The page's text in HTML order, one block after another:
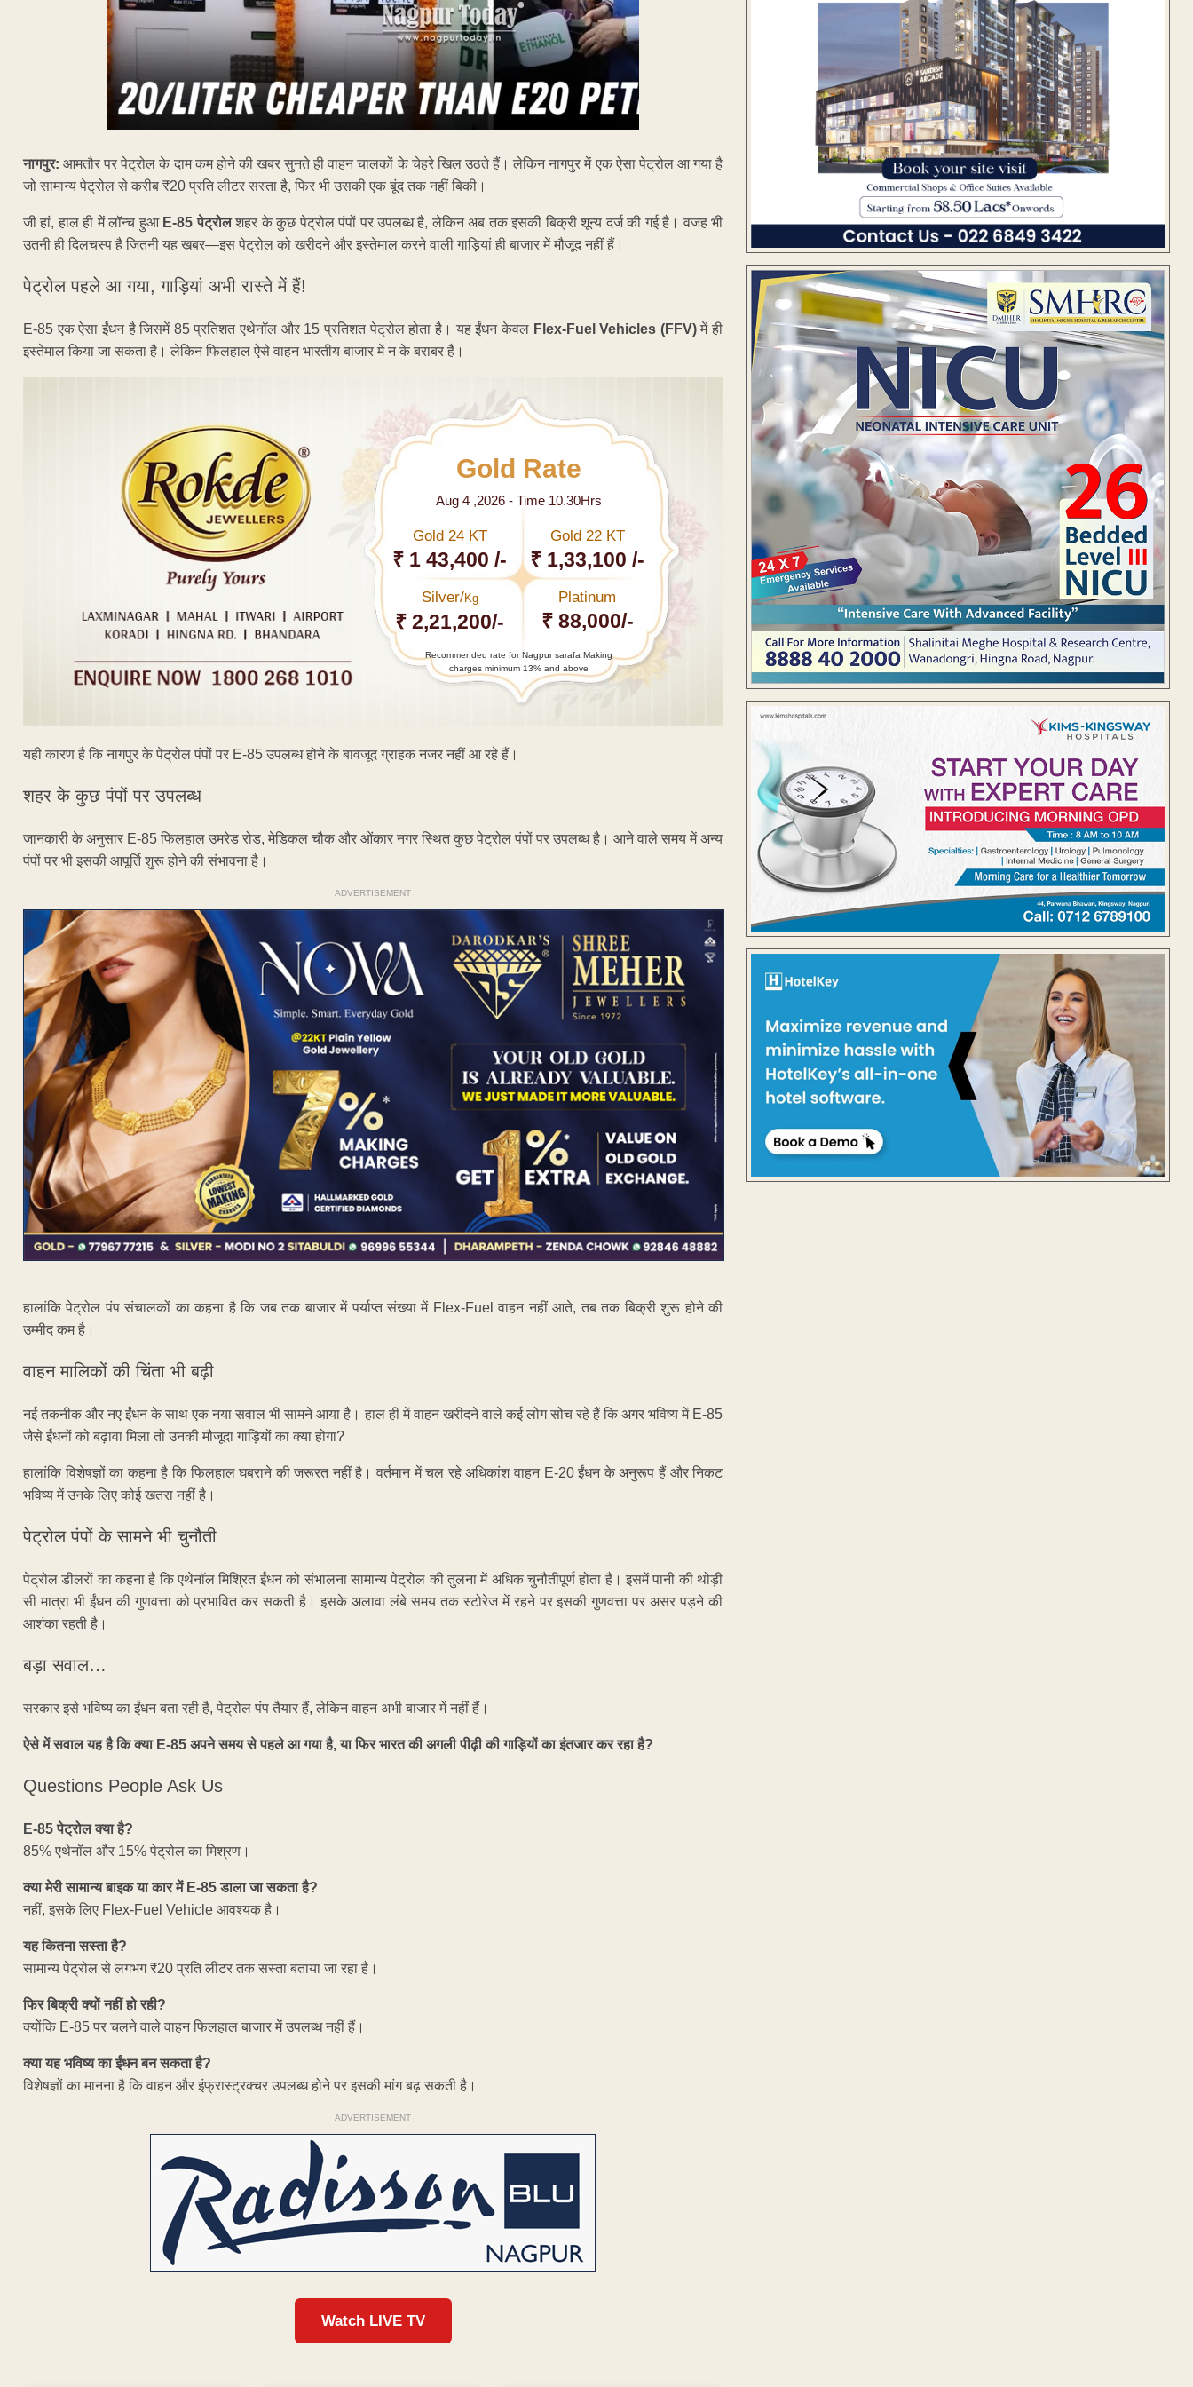
नागपुर: आमतौर पर पेट्रोल के दाम कम होने की खबर सुनते ही वाहन चालकों के चेहरे खिल उठते हैं। लेकिन नागपुर में एक ऐसा पेट्रोल आ गया है
जो सामान्य पेट्रोल से करीब ₹20 प्रति लीटर सस्ता है, फिर भी उसकी एक बूंद तक नहीं बिकी।
जी हां, हाल ही में लॉन्च हुआ E-85 पेट्रोलशहर के कुछ पेट्रोल पंपों पर उपलब्ध है, लेकिन अब तक इसकी बिक्री शून्य दर्ज की गई है। वजह भी
उतनी ही दिलचस्प है जितनी यह खबर—इस पेट्रोल को खरीदने और इस्तेमाल करने वाली गाड़ियां ही बाजार में मौजूद नहीं हैं।
पेट्रोल पहले आ गया, गाड़ियां अभी रास्ते में हैं!
E-85 एक ऐसा ईंधन है जिसमें 85 प्रतिशत एथेनॉल और 15 प्रतिशत पेट्रोल होता है। यह ईंधन केवल Flex-Fuel Vehicles (FFV)में ही
इस्तेमाल किया जा सकता है। लेकिन फिलहाल ऐसे वाहन भारतीय बाजार में न के बराबर हैं।
Gold Rate
Aug 4 ,2026 - Time 10.30Hrs
Gold 24 KT
₹ 1 43,400 /-
Gold 22 KT
₹ 1,33,100 /-
Silver/Kg
₹ 2,21,200/-
Platinum
₹ 88,000/-
Recommended rate for Nagpur sarafa Making
charges minimum 13% and above
यही कारण है कि नागपुर के पेट्रोल पंपों पर E-85 उपलब्ध होने के बावजूद ग्राहक नजर नहीं आ रहे हैं।
शहर के कुछ पंपों पर उपलब्ध
जानकारी के अनुसार E-85 फिलहाल उमरेड रोड, मेडिकल चौक और ओंकार नगर स्थित कुछ पेट्रोल पंपों पर उपलब्ध है। आने वाले समय में अन्य
पंपों पर भी इसकी आपूर्ति शुरू होने की संभावना है।
ADVERTISEMENT
हालांकि पेट्रोल पंप संचालकों का कहना है कि जब तक बाजार में पर्याप्त संख्या में Flex-Fuel वाहन नहीं आते, तब तक बिक्री शुरू होने की
उम्मीद कम है।
वाहन मालिकों की चिंता भी बढ़ी
नई तकनीक और नए ईंधन के साथ एक नया सवाल भी सामने आया है। हाल ही में वाहन खरीदने वाले कई लोग सोच रहे हैं कि अगर भविष्य में E-85
जैसे ईंधनों को बढ़ावा मिला तो उनकी मौजूदा गाड़ियों का क्या होगा?
हालांकि विशेषज्ञों का कहना है कि फिलहाल घबराने की जरूरत नहीं है। वर्तमान में चल रहे अधिकांश वाहन E-20 ईंधन के अनुरूप हैं और निकट
भविष्य में उनके लिए कोई खतरा नहीं है।
पेट्रोल पंपों के सामने भी चुनौती
पेट्रोल डीलरों का कहना है कि एथेनॉल मिश्रित ईंधन को संभालना सामान्य पेट्रोल की तुलना में अधिक चुनौतीपूर्ण होता है। इसमें पानी की थोड़ी
सी मात्रा भी ईंधन की गुणवत्ता को प्रभावित कर सकती है। इसके अलावा लंबे समय तक स्टोरेज में रहने पर इसकी गुणवत्ता पर असर पड़ने की
आशंका रहती है।
बड़ा सवाल…
सरकार इसे भविष्य का ईंधन बता रही है, पेट्रोल पंप तैयार हैं, लेकिन वाहन अभी बाजार में नहीं हैं।
ऐसे में सवाल यह है कि क्या E-85 अपने समय से पहले आ गया है, या फिर भारत की अगली पीढ़ी की गाड़ियों का इंतजार कर रहा है?
Questions People Ask Us
E-85 पेट्रोल क्या है?
85% एथेनॉल और 15% पेट्रोल का मिश्रण।
क्या मेरी सामान्य बाइक या कार में E-85 डाला जा सकता है?
नहीं, इसके लिए Flex-Fuel Vehicle आवश्यक है।
यह कितना सस्ता है?
सामान्य पेट्रोल से लगभग ₹20 प्रति लीटर तक सस्ता बताया जा रहा है।
फिर बिक्री क्यों नहीं हो रही?
क्योंकि E-85 पर चलने वाले वाहन फिलहाल बाजार में उपलब्ध नहीं हैं।
क्या यह भविष्य का ईंधन बन सकता है?
विशेषज्ञों का मानना है कि वाहन और इंफ्रास्ट्रक्चर उपलब्ध होने पर इसकी मांग बढ़ सकती है।
ADVERTISEMENT
Watch LIVE TV